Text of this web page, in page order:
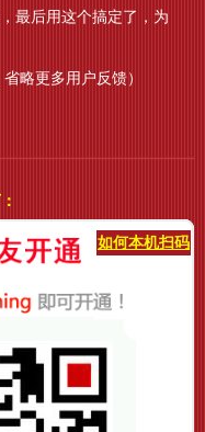
最后用这个搞定了，为
略更多用户反馈）
如何本机扫码